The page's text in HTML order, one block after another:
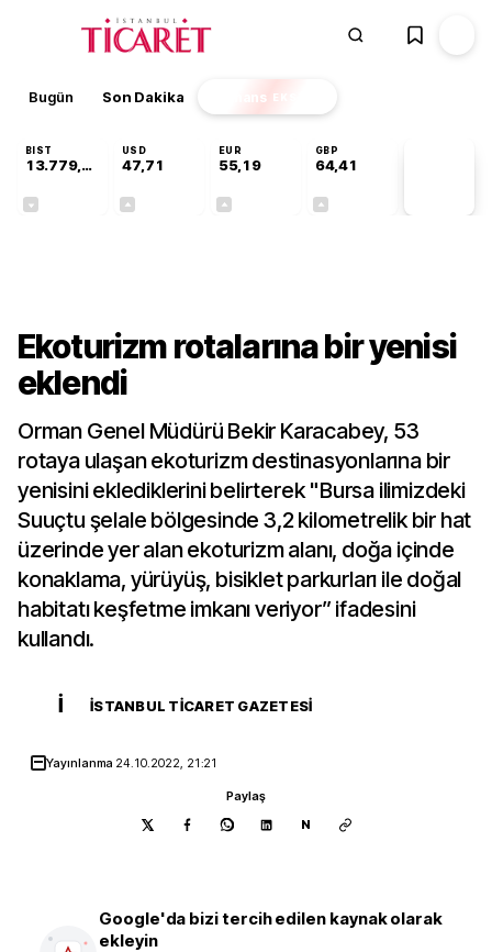
Bugün Son Dakika Finans EKSTRA
BIST
13.779,39
USD
47,71
EUR
55,19
GBP
64,41
Ekoturizm rotalarına bir yenisi
eklendi
Orman Genel Müdürü Bekir Karacabey, 53
rotaya ulaşan ekoturizm destinasyonlarına bir
yenisini eklediklerini belirterek "Bursa ilimizdeki
Suuçtu şelale bölgesinde 3,2 kilometrelik bir hat
üzerinde yer alan ekoturizm alanı, doğa içinde
konaklama, yürüyüş, bisiklet parkurları ile doğal
habitatı keşfetme imkanı veriyor” ifadesini
kullandı.
İ İSTANBUL TICARET GAZETESI
Yayınlanma 24.10.2022, 21:21
Paylaş
N
Google'da bizi tercih edilen kaynak olarak
ekleyin